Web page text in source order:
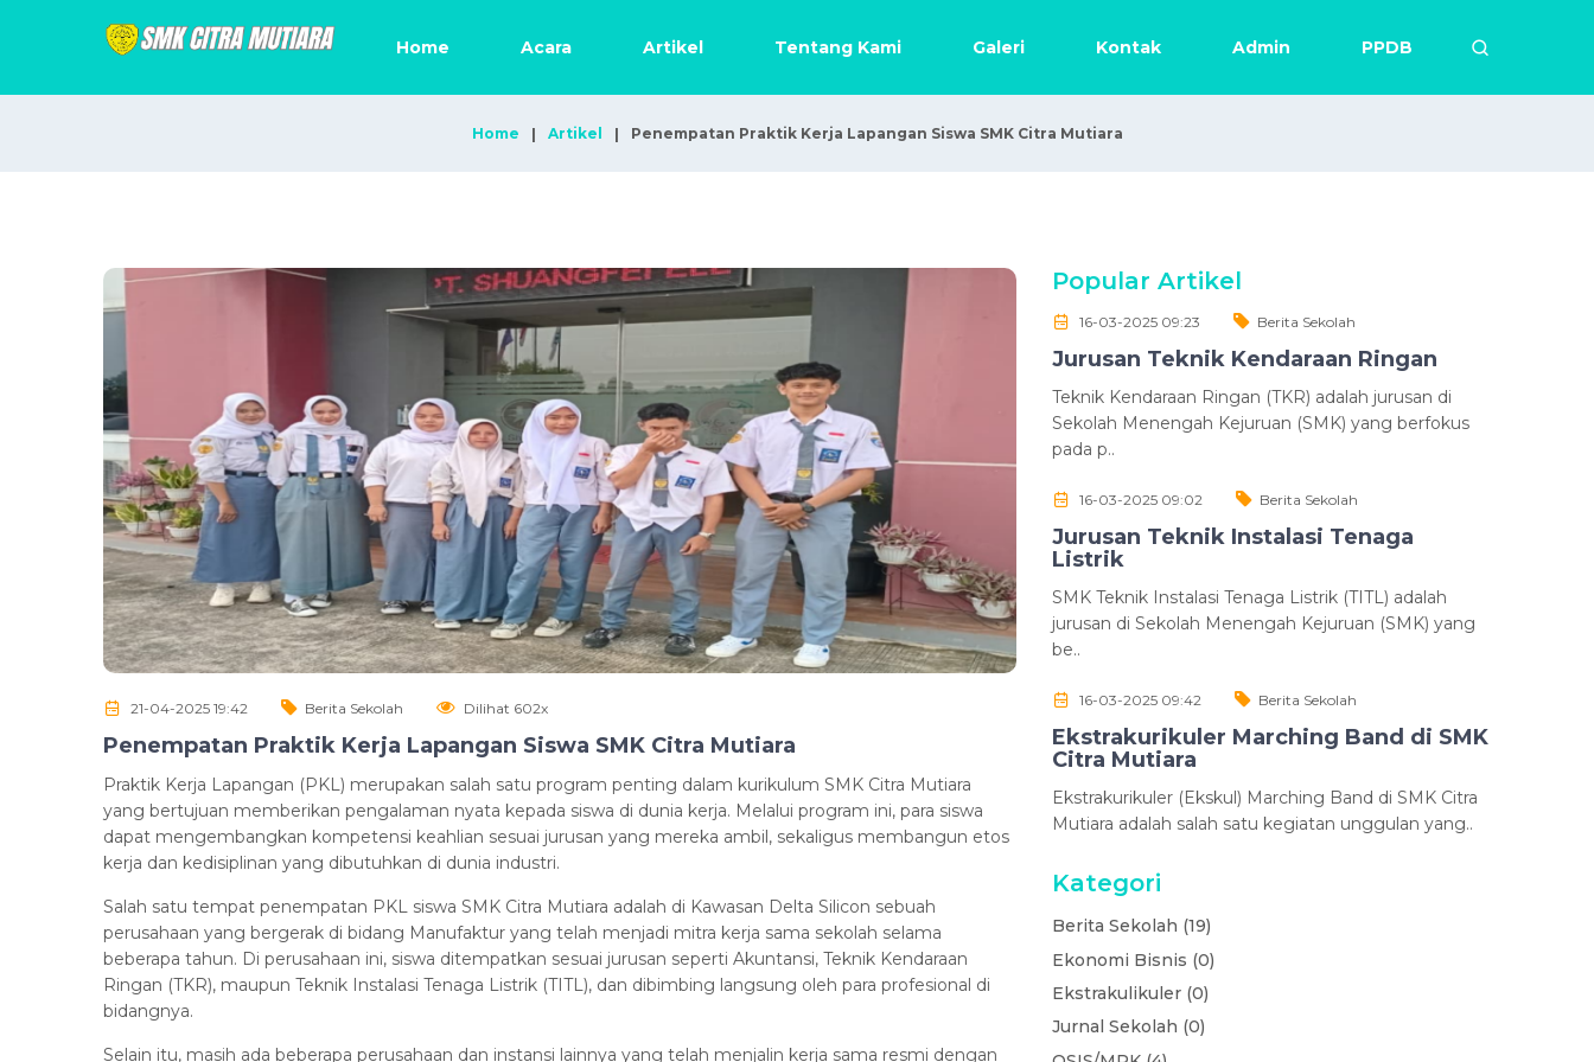
Home Acara Artikel Tentang Kami Galeri Kontak Admin PPDB
Home Artikel Penempatan Praktik Kerja Lapangan Siswa SMK Citra Mutiara
21-04-2025 19:42 Berita Sekolah Dilihat 602x
Penempatan Praktik Kerja Lapangan Siswa SMK Citra Mutiara
Praktik Kerja Lapangan (PKL) merupakan salah satu program penting dalam kurikulum SMK Citra Mutiara
yang bertujuan memberikan pengalaman nyata kepada siswa di dunia kerja. Melalui program ini, para siswa
dapat mengembangkan kompetensi keahlian sesuai jurusan yang mereka ambil, sekaligus membangun etos
kerja dan kedisiplinan yang dibutuhkan di dunia industri.
Salah satu tempat penempatan PKL siswa SMK Citra Mutiara adalah di Kawasan Delta Silicon sebuah
perusahaan yang bergerak di bidang Manufaktur yang telah menjadi mitra kerja sama sekolah selama
beberapa tahun. Di perusahaan ini, siswa ditempatkan sesuai jurusan seperti Akuntansi, Teknik Kendaraan
Ringan (TKR), maupun Teknik Instalasi Tenaga Listrik (TITL), dan dibimbing langsung oleh para profesional di
bidangnya.
Selain itu, masih ada beberapa perusahaan dan instansi lainnya yang telah menjalin kerja sama resmi dengan
Popular Artikel
16-03-2025 09:23 Berita Sekolah
Jurusan Teknik Kendaraan Ringan
Teknik Kendaraan Ringan (TKR) adalah jurusan di
Sekolah Menengah Kejuruan (SMK) yang berfokus
pada p..
16-03-2025 09:02 Berita Sekolah
Jurusan Teknik Instalasi Tenaga
Listrik
SMK Teknik Instalasi Tenaga Listrik (TITL) adalah
jurusan di Sekolah Menengah Kejuruan (SMK) yang
be..
16-03-2025 09:42 Berita Sekolah
Ekstrakurikuler Marching Band di SMK
Citra Mutiara
Ekstrakurikuler (Ekskul) Marching Band di SMK Citra
Mutiara adalah salah satu kegiatan unggulan yang..
Kategori
Berita Sekolah (19)
Ekonomi Bisnis (0)
Ekstrakulikuler (0)
Jurnal Sekolah (0)